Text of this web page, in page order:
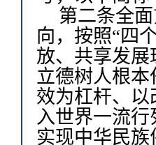
第二条全
向，按照“四
放、共享发
立德树人根
效为杠杆、
入世界一流
实现中华民